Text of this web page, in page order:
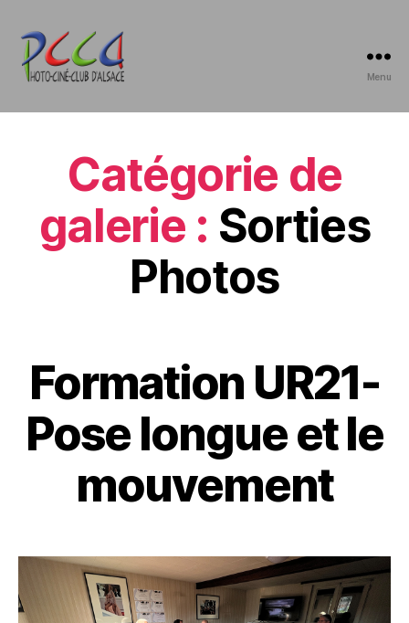
Ciné-
d'Alsace
Menu
Catégorie de
galerie : Sorties
Photos
Formation UR21-
Pose longue et le
mouvement